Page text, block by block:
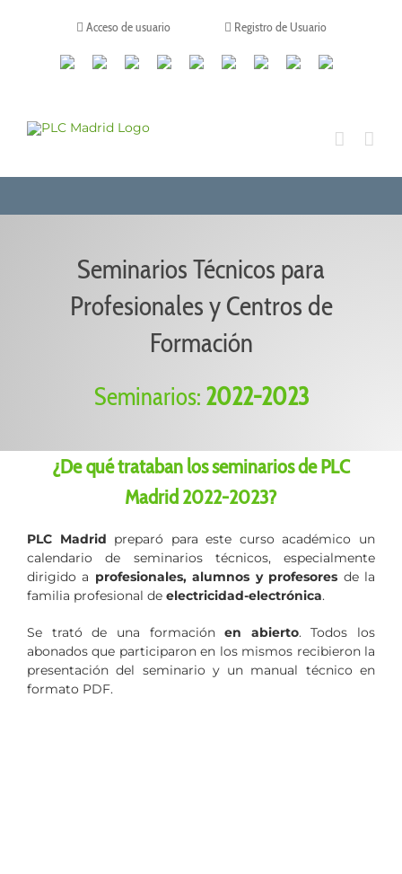
Acceso de usuario Registro de Usuario
CanalesLinkedinYoutubeTiktokFacebookInstagram
X TwitchContacto
Seminarios Técnicos para
Profesionales y Centros de
Formación
Seminarios: 2022-2023
¿De qué trataban los seminarios de PLC
Madrid 2022-2023?
PLC Madrid preparó para este curso académico un
calendario de seminarios técnicos, especialmente
dirigido a profesionales, alumnos y profesores de la
familia profesional de electricidad-electrónica.
Se trató de una formaciónen abierto. Todos los
abonados que participaron en los mismos recibieron la
presentación del seminario y un manual técnico en
formato PDF.